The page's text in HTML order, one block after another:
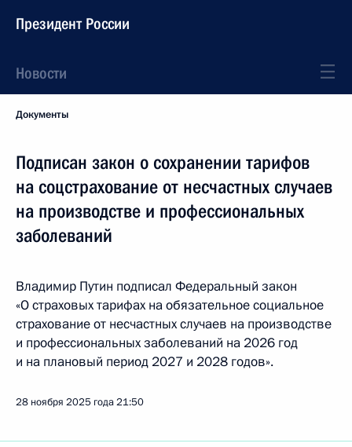
Президент России
Новости
Документы
Подписан закон о сохранении тарифов
на соцстрахование от несчастных случаев
на производстве и профессиональных
заболеваний
Владимир Путин подписал Федеральный закон
«О страховых тарифах на обязательное социальное
страхование от несчастных случаев на производстве
и профессиональных заболеваний на 2026 год
и на плановый период 2027 и 2028 годов».
28 ноября 2025 года21:50